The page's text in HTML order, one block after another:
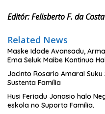
Editór: Felisberto F. da Costa
Related News
Maske Idade Avansadu,
Ema Seluk Maibe Kontinua
Jacinto Rosario Amaral Suku
Sustenta Família
Husi Feriadu Jonasio halo
eskola no Suporta Família.